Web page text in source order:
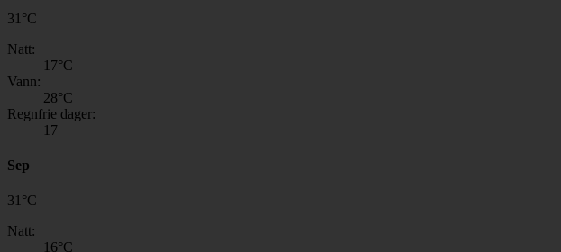
31 °C
Natt:
17°C
Vann:
28°C
Regnfrie dager:
17
Sep
31 °C
Natt:
16°C